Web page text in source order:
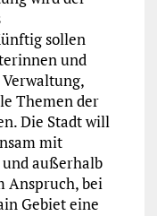
sollen
und
Themen der
Die Stadt will
mit
außerhalb
Anspruch, bei
Gebiet eine